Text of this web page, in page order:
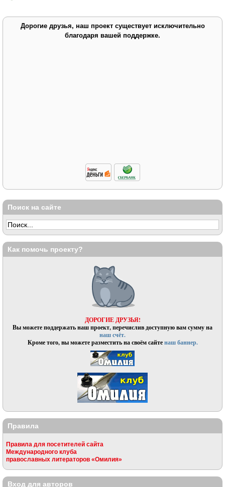
Дорогие друзья, наш проект существует исключительно
благодаря вашей поддержке.
Поиск на сайте
Как помочь проекту?
ДОРОГИЕ ДРУЗЬЯ!
Вы можете поддержать наш проект, перечислив доступную вам сумму на
наш счёт.
Кроме того, вы можете разместить на своём сайтенаш баннер.
Правила
Правила для посетителей сайта
Международного клуба
православных литераторов «Омилия»
Вход для авторов